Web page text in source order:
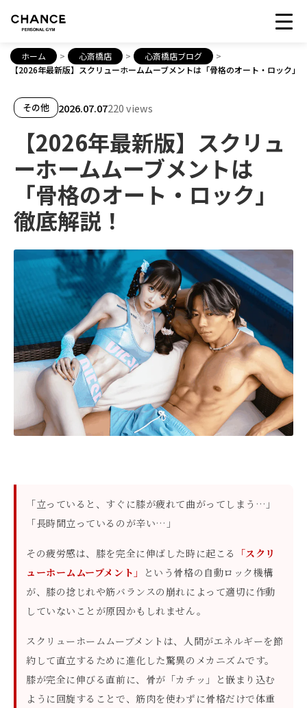
ホーム > 心斎橋店 > 心斎橋店ブログ
>
【2026年最新版】スクリューホームムーブメントは「骨格のオート・ロック」
その他 2026.07.07220 views
【2026年最新版】スクリュ
ーホームムーブメントは
「骨格のオート・ロック」
徹底解説！
「立っていると、すぐに膝が疲れて曲がってしまう…」
「長時間立っているのが辛い…」
その疲労感は、膝を完全に伸ばした時に起こる
「スクリ
ューホームムーブメント」
という骨格の自動ロック機構
が、膝の捻じれや筋バランスの崩れによって適切に作動
していないことが原因かもしれません。
スクリューホームムーブメントは、人間がエネルギーを節
約して直立するために進化した驚異のメカニズムです。
膝が完全に伸びる直前に、骨が「カチッ」と嵌まり込む
ように回旋することで、筋肉を使わずに骨格だけで体重